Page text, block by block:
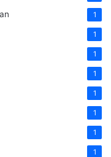
1
1
1
1
1
1
1
1